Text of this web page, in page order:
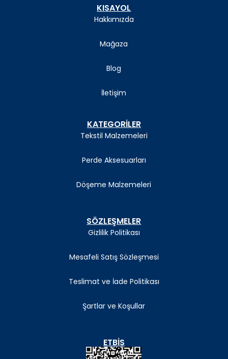
KISAYOL
Hakkımızda
Mağaza
Blog
İletişim
KATEGORİLER
Tekstil Malzemeleri
Perde Aksesuarları
Döşeme Malzemeleri
SÖZLEŞMELER
Gizlilik Politikası
Mesafeli Satış Sözleşmesi
Teslimat ve İade Politikası
Şartlar ve Koşullar
ETBIS